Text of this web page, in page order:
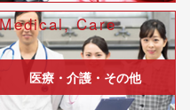
Medical, Care
医療・介護・その他